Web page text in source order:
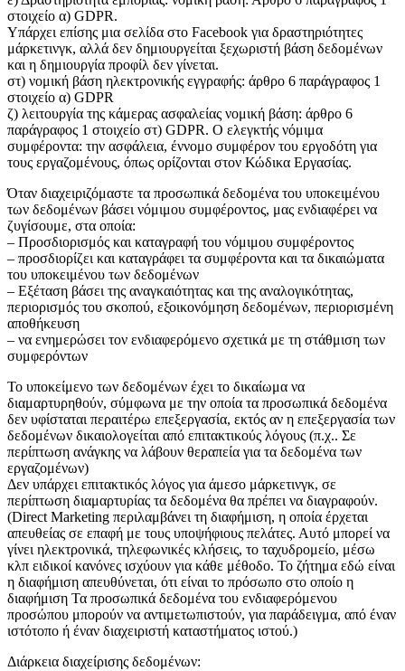
στοιχείο α) GDPR.
Υπάρχει επίσης μια σελίδα στο Facebook για δραστηριότητες
μάρκετινγκ, αλλά δεν δημιουργείται ξεχωριστή βάση δεδομένων
και η δημιουργία προφίλ δεν γίνεται.
στ) νομική βάση ηλεκτρονικής εγγραφής: άρθρο 6 παράγραφος 1
στοιχείο α) GDPR
ζ) λειτουργία της κάμερας ασφαλείας νομική βάση: άρθρο 6
παράγραφος 1 στοιχείο στ) GDPR. Ο ελεγκτής νόμιμα
συμφέροντα: την ασφάλεια, έννομο συμφέρον του εργοδότη για
τους εργαζομένους, όπως ορίζονται στον Κώδικα Εργασίας.
Όταν διαχειριζόμαστε τα προσωπικά δεδομένα του υποκειμένου
των δεδομένων βάσει νόμιμου συμφέροντος, μας ενδιαφέρει να
ζυγίσουμε, στα οποία:
– Προσδιορισμός και καταγραφή του νόμιμου συμφέροντος
– προσδιορίζει και καταγράφει τα συμφέροντα και τα δικαιώματα
του υποκειμένου των δεδομένων
– Εξέταση βάσει της αναγκαιότητας και της αναλογικότητας,
περιορισμός του σκοπού, εξοικονόμηση δεδομένων, περιορισμένη
αποθήκευση
– να ενημερώσει τον ενδιαφερόμενο σχετικά με τη στάθμιση των
συμφερόντων
Το υποκείμενο των δεδομένων έχει το δικαίωμα να
διαμαρτυρηθούν, σύμφωνα με την οποία τα προσωπικά δεδομένα
δεν υφίσταται περαιτέρω επεξεργασία, εκτός αν η επεξεργασία των
δεδομένων δικαιολογείται από επιτακτικούς λόγους (π.χ.. Σε
περίπτωση ανάγκης να λάβουν θεραπεία για τα δεδομένα των
εργαζομένων)
Δεν υπάρχει επιτακτικός λόγος για άμεσο μάρκετινγκ, σε
περίπτωση διαμαρτυρίας τα δεδομένα θα πρέπει να διαγραφούν.
(Direct Marketing περιλαμβάνει τη διαφήμιση, η οποία έρχεται
απευθείας σε επαφή με τους υποψήφιους πελάτες. Αυτό μπορεί να
γίνει ηλεκτρονικά, τηλεφωνικές κλήσεις, το ταχυδρομείο, μέσω
κλπ ειδικοί κανόνες ισχύουν για κάθε μέθοδο. Το ζήτημα εδώ είναι
η διαφήμιση απευθύνεται, ότι είναι το πρόσωπο στο οποίο η
διαφήμιση Τα προσωπικά δεδομένα του ενδιαφερόμενου
προσώπου μπορούν να αντιμετωπιστούν, για παράδειγμα, από έναν
ιστότοπο ή έναν διαχειριστή καταστήματος ιστού.)
Διάρκεια διαχείρισης δεδομένων: